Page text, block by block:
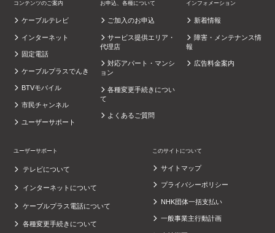
コンテンツのご案内
ケーブルテレビ
インターネット
固定電話
ケーブルプラスでんき
BTVモバイル
市民チャンネル
ユーザーサポート
お申込、各種について
ご加入のお申込
サービス提供エリア・
代理店
対応アパート・マンシ
ョン
各種変更手続きについ
て
よくあるご質問
インフォメーション
新着情報
障害・メンテナンス情
報
広告料金案内
ユーザーサポート
テレビについて
インターネットについて
ケーブルプラス電話について
各種変更手続きについて
このサイトについて
サイトマップ
プライバシーポリシー
NHK団体一括支払い
一般事業主行動計画